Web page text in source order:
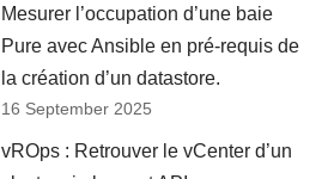
Mesurer l’occupation d’une baie
Pure avec Ansible en pré-requis de
la création d’un datastore.
16 September 2025
vROps : Retrouver le vCenter d’un